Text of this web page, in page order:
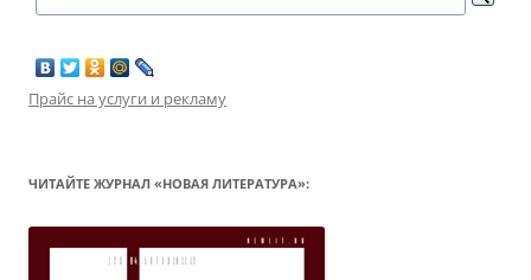
Прайс на услуги и рекламу
ЧИТАЙТЕ ЖУРНАЛ «НОВАЯ ЛИТЕРАТУРА»: